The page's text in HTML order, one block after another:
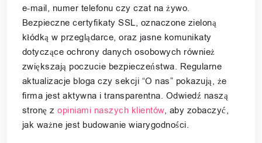
e-mail, numer telefonu czy czat na żywo.
Bezpieczne certyfikaty SSL, oznaczone zieloną
kłódką w przeglądarce, oraz jasne komunikaty
dotyczące ochrony danych osobowych również
zwiększają poczucie bezpieczeństwa. Regularne
aktualizacje bloga czy sekcji “O nas” pokazują, że
firma jest aktywna i transparentna. Odwiedź naszą
stronę zopiniami naszych klientów, aby zobaczyć,
jak ważne jest budowanie wiarygodności.